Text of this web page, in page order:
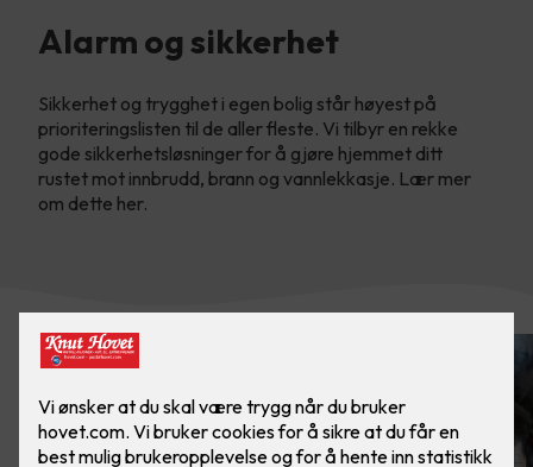
Alarm og sikkerhet
Sikkerhet og trygghet i egen bolig står høyest på
prioriteringslisten til de aller fleste. Vi tilbyr en rekke
gode sikkerhetsløsninger for å gjøre hjemmet ditt
rustet mot innbrudd, brann og vannlekkasje. Lær mer
om dette her.